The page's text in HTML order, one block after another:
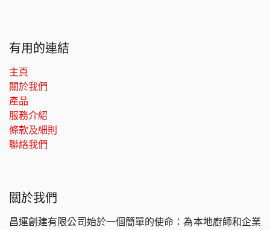
有用的連結
主頁
關於我們
產品
服務介紹
條款及細則
聯絡我們
關於我們
昌運創建有限公司始於一個簡單的使命：為本地廚師和企業